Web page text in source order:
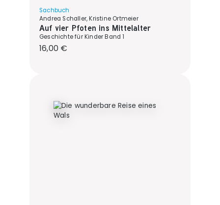
Sachbuch
Andrea Schaller, Kristine Ortmeier
Auf vier Pfoten ins Mittelalter
Geschichte für Kinder Band 1
Regulärer Preis:
16,00 €